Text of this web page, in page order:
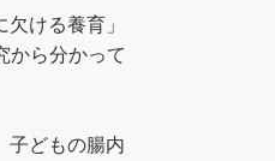
ける養育」
から分かって
子どもの腸内